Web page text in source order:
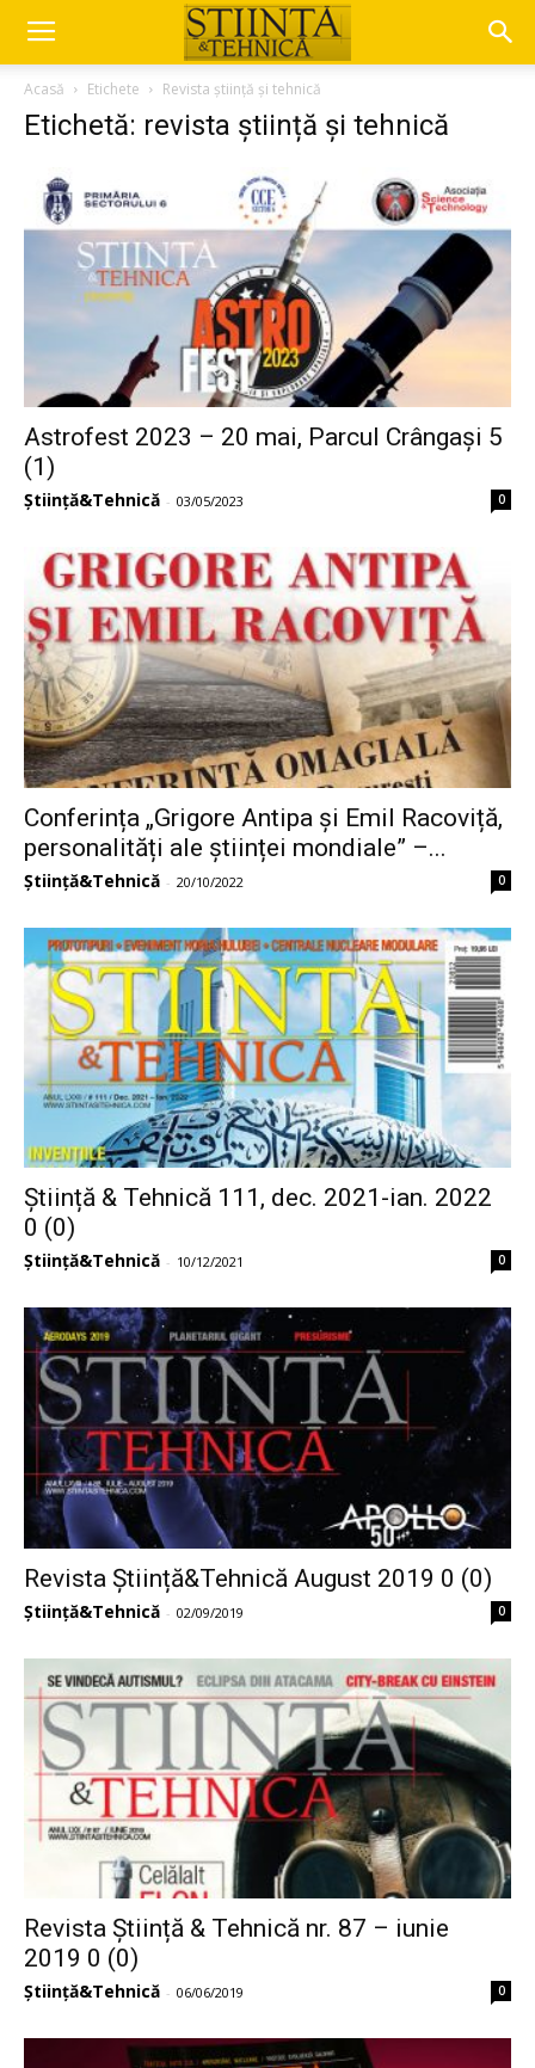
Acasă Etichete Revista știință și tehnică
Etichetă: revista știință și tehnică
Astrofest 2023 – 20 mai, Parcul Crângași 5
(1)
Știință&Tehnică - 03/05/2023 0
Conferința „Grigore Antipa și Emil Racoviță,
personalități ale științei mondiale” –...
Știință&Tehnică - 20/10/2022 0
Știință & Tehnică 111, dec. 2021-ian. 2022
0 (0)
Știință&Tehnică - 10/12/2021 0
Revista Știință&Tehnică August 2019 0 (0)
Știință&Tehnică - 02/09/2019 0
Revista Știință & Tehnică nr. 87 – iunie
2019 0 (0)
Știință&Tehnică - 06/06/2019 0